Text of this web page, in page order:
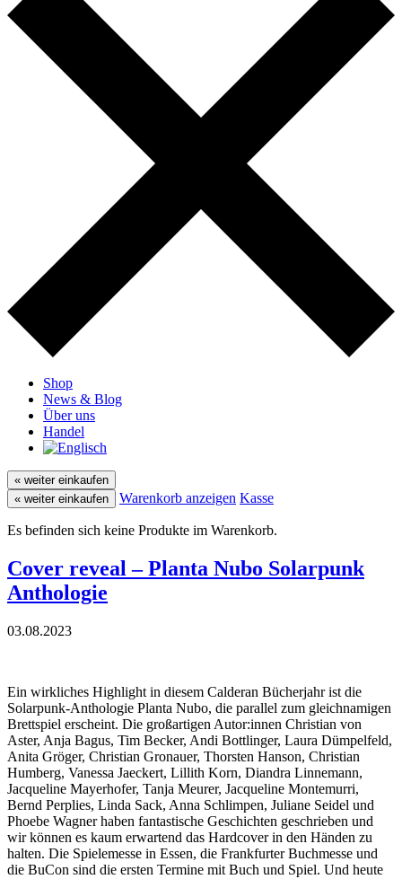
Shop
News & Blog
Über uns
Handel
« weiter einkaufen
« weiter einkaufen
Warenkorb anzeigen Kasse
Es befinden sich keine Produkte im Warenkorb.
Cover reveal – Planta Nubo Solarpunk
Anthologie
03.08.2023
Ein wirkliches Highlight in diesem Calderan Bücherjahr ist die
Solarpunk-Anthologie Planta Nubo, die parallel zum gleichnamigen
Brettspiel erscheint. Die großartigen Autor:innen Christian von
Aster, Anja Bagus, Tim Becker, Andi Bottlinger, Laura Dümpelfeld,
Anita Gröger, Christian Gronauer, Thorsten Hanson, Christian
Humberg, Vanessa Jaeckert, Lillith Korn, Diandra Linnemann,
Jacqueline Mayerhofer, Tanja Meurer, Jacqueline Montemurri,
Bernd Perplies, Linda Sack, Anna Schlimpen, Juliane Seidel und
Phoebe Wagner haben fantastische Geschichten geschrieben und
wir können es kaum erwartend das Hardcover in den Händen zu
halten. Die Spielemesse in Essen, die Frankfurter Buchmesse und
die BuCon sind die ersten Termine mit Buch und Spiel. Und heute